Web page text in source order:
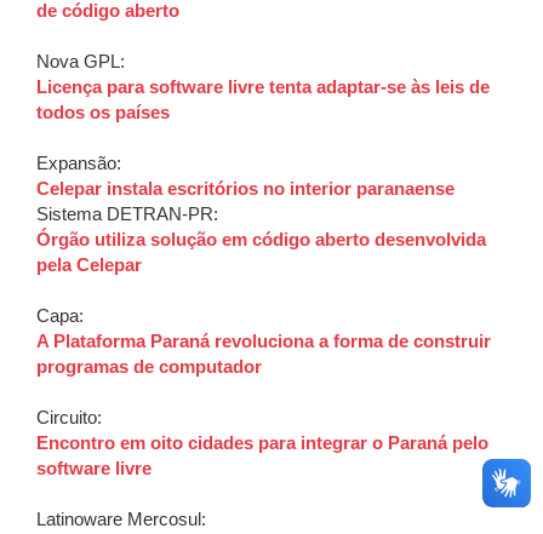
de código aberto
Nova GPL:
Licença para software livre tenta adaptar-se às leis de
todos os países
Expansão:
Celepar instala escritórios no interior paranaense
Sistema DETRAN-PR:
Órgão utiliza solução em código aberto desenvolvida
pela Celepar
Capa:
A Plataforma Paraná revoluciona a forma de construir
programas de computador
Circuito:
Encontro em oito cidades para integrar o Paraná pelo
software livre
Latinoware Mercosul: